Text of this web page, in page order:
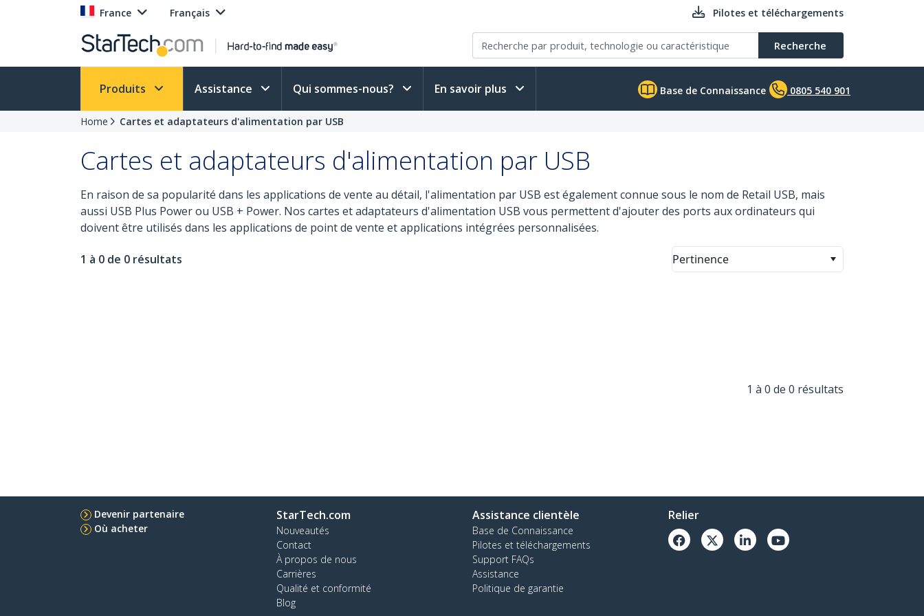
France Français Pilotes et téléchargements
Recherche
Produits Assistance Qui sommes-nous? En savoir plus Base de Connaissance 0805 540 901
Home Cartes et adaptateurs d'alimentation par USB
Cartes et adaptateurs d'alimentation par USB
En raison de sa popularité dans les applications de vente au détail, l'alimentation par USB est également connue sous le nom de Retail USB, mais
aussi USB Plus Power ou USB + Power. Nos cartes et adaptateurs d'alimentation USB vous permettent d'ajouter des ports aux ordinateurs qui
doivent être utilisés dans les applications de point de vente et applications intégrées personnalisées.
1 à 0 de 0 résultats Pertinence
1 à 0 de 0 résultats
Devenir partenaire
Où acheter
StarTech.com
Nouveautés
Contact
À propos de nous
Carrières
Qualité et conformité
Blog
Assistance clientèle
Base de Connaissance
Pilotes et téléchargements
Support FAQs
Assistance
Politique de garantie
Relier